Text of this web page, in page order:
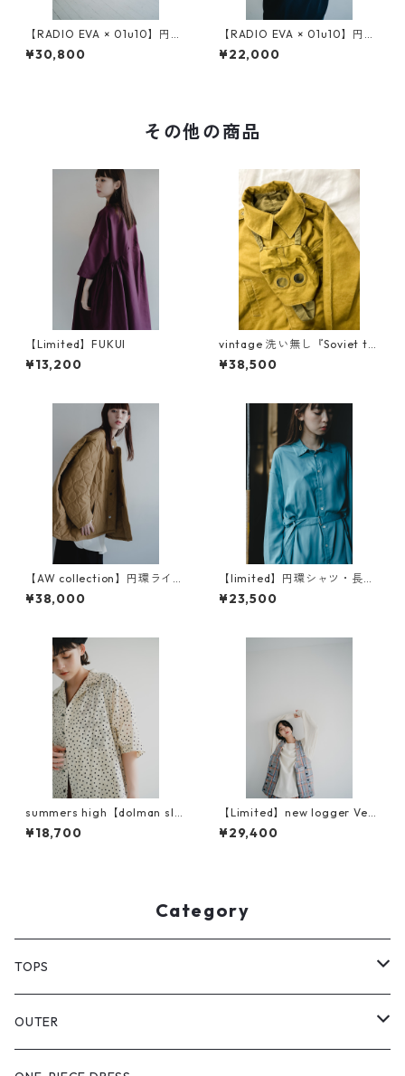
【RADIO EVA × 01u10】円環
rope jacquard many many g
ather pants
¥30,800
【RADIO EVA × 01u10】円環
cut & sewn long sleeve
¥22,000
その他の商品
【Limited】FUKUI
¥13,200
vintage 洗い無し『Soviet ta
nkers jacket』dead stock
¥38,500
【AW collection】円環ライナ
ー ナイロン両面キルティン
グ
¥38,000
【limited】円環シャツ・長
袖 crease care finishing
（イージーケア）
¥23,500
summers high【dolman sle
eve Survive shirt】
¥18,700
【Limited】new logger Vest
（ニューロガーベスト）
¥29,400
Category
TOPS
PULL OVER
OUTER